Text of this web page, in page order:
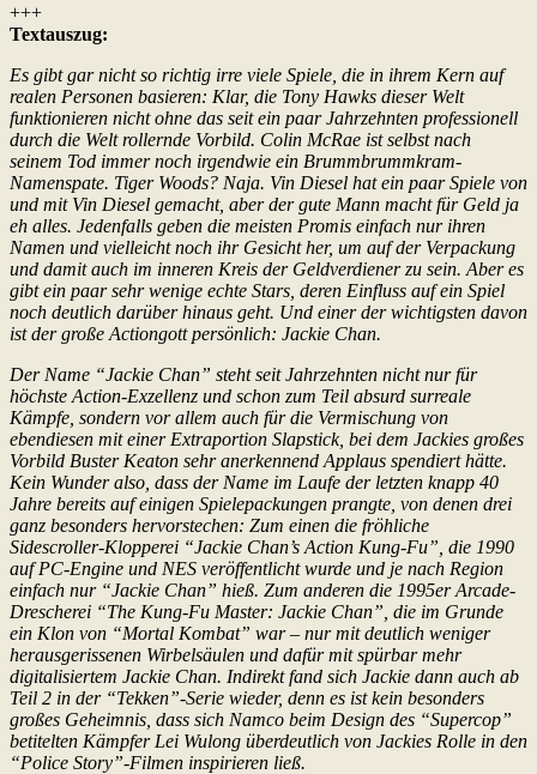
+++
Textauszug:
Es gibt gar nicht so richtig irre viele Spiele, die in ihrem Kern auf
realen Personen basieren: Klar, die Tony Hawks dieser Welt
funktionieren nicht ohne das seit ein paar Jahrzehnten professionell
durch die Welt rollernde Vorbild. Colin McRae ist selbst nach
seinem Tod immer noch irgendwie ein Brummbrummkram-
Namenspate. Tiger Woods? Naja. Vin Diesel hat ein paar Spiele von
und mit Vin Diesel gemacht, aber der gute Mann macht für Geld ja
eh alles. Jedenfalls geben die meisten Promis einfach nur ihren
Namen und vielleicht noch ihr Gesicht her, um auf der Verpackung
und damit auch im inneren Kreis der Geldverdiener zu sein. Aber es
gibt ein paar sehr wenige echte Stars, deren Einfluss auf ein Spiel
noch deutlich darüber hinaus geht. Und einer der wichtigsten davon
ist der große Actiongott persönlich: Jackie Chan.
Der Name “Jackie Chan” steht seit Jahrzehnten nicht nur für
höchste Action-Exzellenz und schon zum Teil absurd surreale
Kämpfe, sondern vor allem auch für die Vermischung von
ebendiesen mit einer Extraportion Slapstick, bei dem Jackies großes
Vorbild Buster Keaton sehr anerkennend Applaus spendiert hätte.
Kein Wunder also, dass der Name im Laufe der letzten knapp 40
Jahre bereits auf einigen Spielepackungen prangte, von denen drei
ganz besonders hervorstechen: Zum einen die fröhliche
Sidescroller-Klopperei “Jackie Chan’s Action Kung-Fu”, die 1990
auf PC-Engine und NES veröffentlicht wurde und je nach Region
einfach nur “Jackie Chan” hieß. Zum anderen die 1995er Arcade-
Drescherei “The Kung-Fu Master: Jackie Chan”, die im Grunde
ein Klon von “Mortal Kombat” war – nur mit deutlich weniger
herausgerissenen Wirbelsäulen und dafür mit spürbar mehr
digitalisiertem Jackie Chan. Indirekt fand sich Jackie dann auch ab
Teil 2 in der “Tekken”-Serie wieder, denn es ist kein besonders
großes Geheimnis, dass sich Namco beim Design des “Supercop”
betitelten Kämpfer Lei Wulong überdeutlich von Jackies Rolle in den
“Police Story”-Filmen inspirieren ließ.